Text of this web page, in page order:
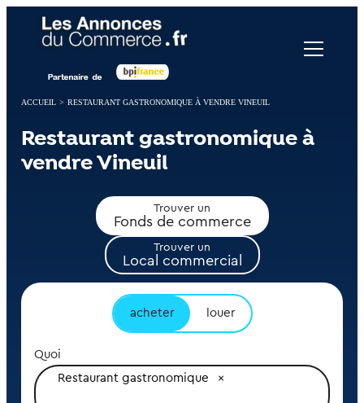
ACCUEIL > RESTAURANT GASTRONOMIQUE À VENDRE VINEUIL
Restaurant gastronomique à
vendre Vineuil
Trouver un
Fonds de commerce
Trouver un
Local commercial
acheter louer
Quoi
Restaurant gastronomique
Panneau de gestion des cookies